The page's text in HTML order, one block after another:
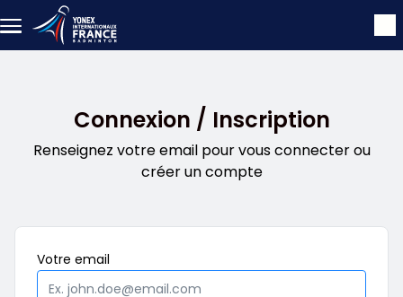
Aller au contenu principal
Connexion / Inscription
Renseignez votre email pour vous connecter ou
créer un compte
Votre email